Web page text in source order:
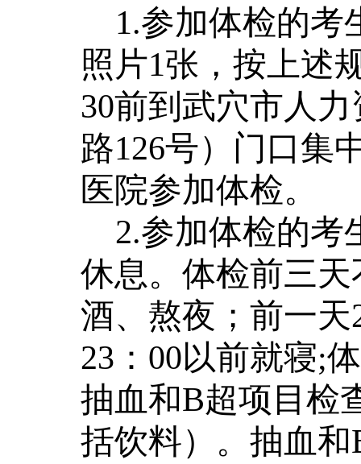
1.参加体检的考
照片1张 ，按 上述
30前到 武穴市人
路126号）门口集
医院参加体检。
2.参加体检的考
休息。体检前三
酒、熬夜；前一
23：00以前就寝;
抽血和B超项目检
括饮料）。抽血